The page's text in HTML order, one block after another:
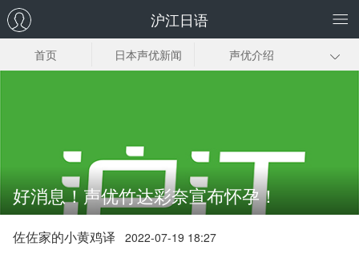
沪江日语
首页 日本声优新闻 声优介绍
好消息！声优竹达彩奈宣布怀孕！
佐佐家的小黄鸡译 2022-07-19 18:27